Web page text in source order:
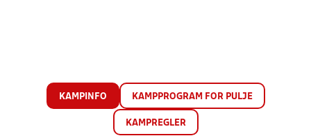
KAMPINFO KAMPPROGRAM FOR PULJE
KAMPREGLER